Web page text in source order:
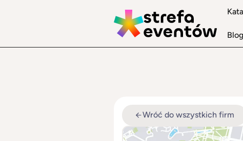
Blog
Wróć do wszystkich firm